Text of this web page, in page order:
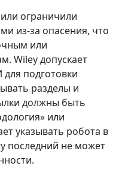
ограничили
из-за опасения, что
или
Wiley допускает
подготовки
разделы и
должны быть
или
указывать робота в
последний не может